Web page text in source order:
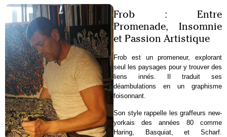
Frob : Entre
Promenade, Insomnie
et Passion Artistique
Frob est un promeneur, explorant
seul les paysages pour y trouver des
liens innés. Il traduit ses
déambulations en un graphisme
foisonnant.
Son style rappelle les graffeurs new-
yorkais des années 80 comme
Haring, Basquiat, et Scharf.